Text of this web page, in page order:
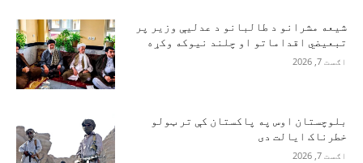
شیعه مشرانو د طالبانو د عدلیې وزیر پر
تبعیضي اقداماتو او چلند نیوکه وکړه
اګست 7, 2026
بلوچستان اوس په پاکستان کې تر ټولو
خطرناک ایالت دی
اګست 7, 2026